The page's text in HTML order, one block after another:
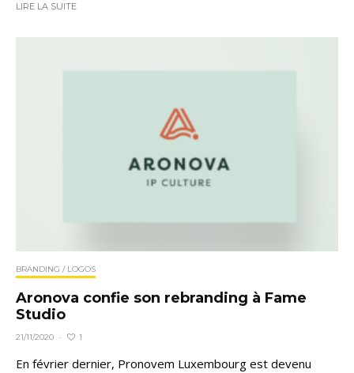
LIRE LA SUITE
BRANDING / LOGOS
Aronova confie son rebranding à Fame
Studio
21/11/2020 · 1
En février dernier, Pronovem Luxembourg est devenu